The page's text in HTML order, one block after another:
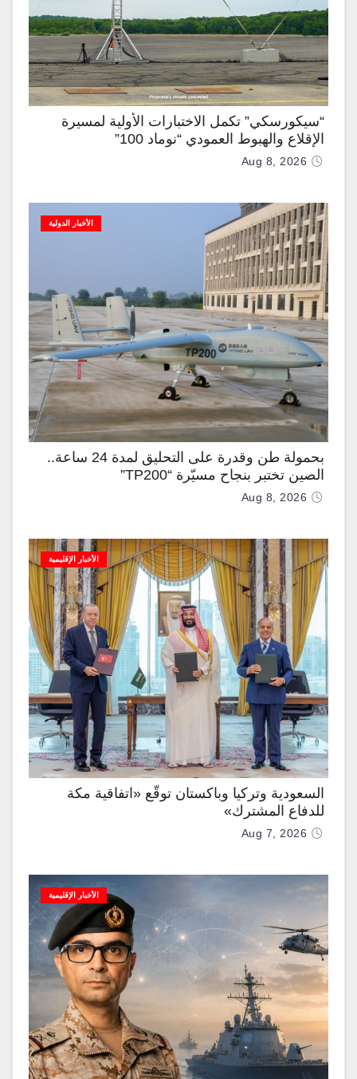
“سيكورسكي” تكمل الاختبارات الأولية لمسيرة
الإقلاع والهبوط العمودي “نوماد 100”
Aug 8, 2026
الأخبار الدولية
بحمولة طن وقدرة على التحليق لمدة 24 ساعة..
الصين تختبر بنجاح مسيّرة “TP200”
Aug 8, 2026
الأخبار الإقليمية
السعودية وتركيا وباكستان توقّع «اتفاقية مكة
للدفاع المشترك»
Aug 7, 2026
الأخبار الإقليمية